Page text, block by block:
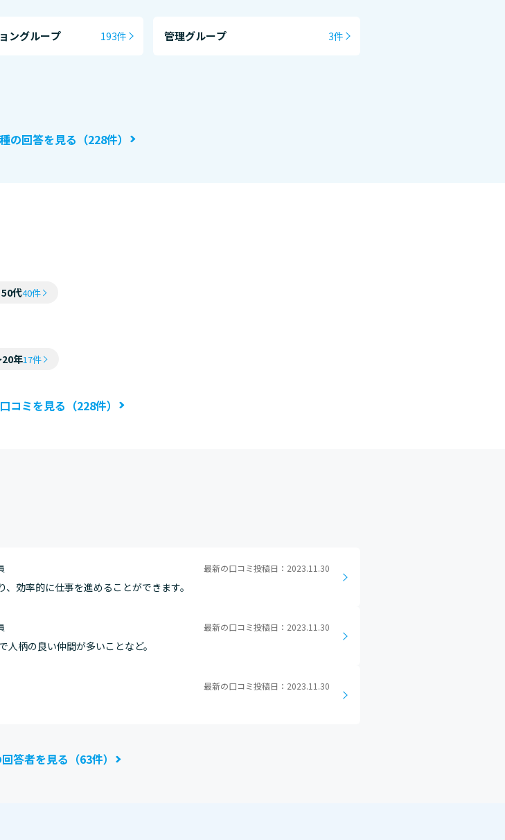
ングループ 193件 管理グループ 3件
の回答を見る（228件）
50代40件
年17件
コミを見る（228件）
最新の口コミ投稿日：2023.11.30
効率的に仕事を進めることができます。
最新の口コミ投稿日：2023.11.30
柄の良い仲間が多いことなど。
最新の口コミ投稿日：2023.11.30
答者を見る（63件）